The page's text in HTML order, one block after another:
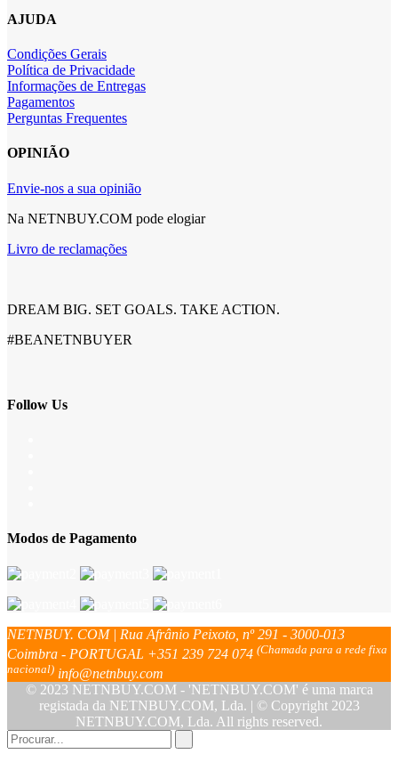
AJUDA
Condições Gerais
Política de Privacidade
Informações de Entregas
Pagamentos
Perguntas Frequentes
OPINIÃO
Envie-nos a sua opinião
Na NETNBUY.COM pode elogiar
Livro de reclamações
DREAM BIG. SET GOALS. TAKE ACTION.
#BEANETNBUYER
Follow Us
Modos de Pagamento
NETNBUY. COM | Rua Afrânio Peixoto, nº 291 - 3000-013
Coimbra - PORTUGAL +351 239 724 074 (Chamada para a rede fixa
nacional) info@netnbuy.com
© 2023 NETNBUY.COM - 'NETNBUY.COM' é uma marca
registada da NETNBUY.COM, Lda. | © Copyright 2023
NETNBUY.COM, Lda. All rights reserved.